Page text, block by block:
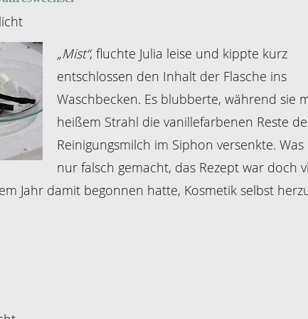
„Mist“, fluchte Julia leise und kippte kurz
entschlossen den Inhalt der Flasche ins
Waschbecken. Es blubberte, während sie
heißem Strahl die vanillefarbenen Reste
Reinigungsmilch im Siphon versenkte.
nur falsch gemacht, das Rezept war doch
Jahr damit begonnen hatte, Kosmetik selbst